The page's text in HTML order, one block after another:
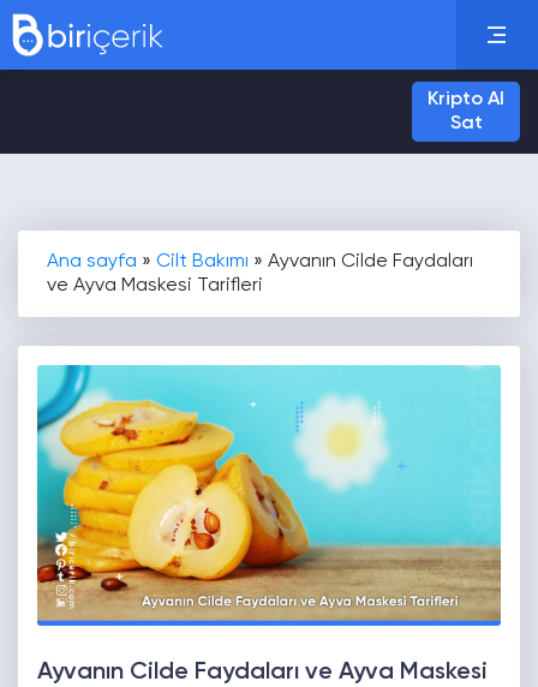
Kripto Al
Sat
Ana sayfa » Cilt Bakımı » Ayvanın Cilde Faydaları
ve Ayva Maskesi Tarifleri
Ayvanın Cilde Faydaları ve Ayva Maskesi